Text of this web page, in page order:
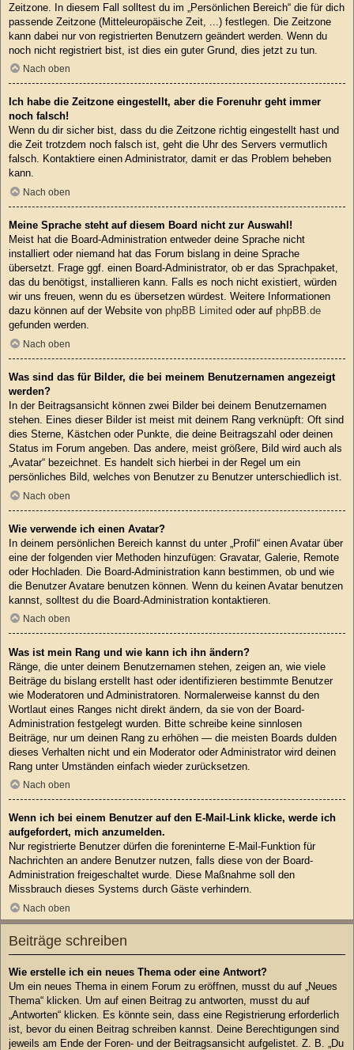
Zeitzone. In diesem Fall solltest du im „Persönlichen Bereich“ die für dich
passende Zeitzone (Mitteleuropäische Zeit, ...) festlegen. Die Zeitzone
kann dabei nur von registrierten Benutzern geändert werden. Wenn du
noch nicht registriert bist, ist dies ein guter Grund, dies jetzt zu tun.
Nach oben
Ich habe die Zeitzone eingestellt, aber die Forenuhr geht immer
noch falsch!
Wenn du dir sicher bist, dass du die Zeitzone richtig eingestellt hast und
die Zeit trotzdem noch falsch ist, geht die Uhr des Servers vermutlich
falsch. Kontaktiere einen Administrator, damit er das Problem beheben
kann.
Nach oben
Meine Sprache steht auf diesem Board nicht zur Auswahl!
Meist hat die Board-Administration entweder deine Sprache nicht
installiert oder niemand hat das Forum bislang in deine Sprache
übersetzt. Frage ggf. einen Board-Administrator, ob er das Sprachpaket,
das du benötigst, installieren kann. Falls es noch nicht existiert, würden
wir uns freuen, wenn du es übersetzen würdest. Weitere Informationen
dazu können auf der Website von phpBB Limited oder auf phpBB.de
gefunden werden.
Nach oben
Was sind das für Bilder, die bei meinem Benutzernamen angezeigt
werden?
In der Beitragsansicht können zwei Bilder bei deinem Benutzernamen
stehen. Eines dieser Bilder ist meist mit deinem Rang verknüpft: Oft sind
dies Sterne, Kästchen oder Punkte, die deine Beitragszahl oder deinen
Status im Forum angeben. Das andere, meist größere, Bild wird auch als
„Avatar“ bezeichnet. Es handelt sich hierbei in der Regel um ein
persönliches Bild, welches von Benutzer zu Benutzer unterschiedlich ist.
Nach oben
Wie verwende ich einen Avatar?
In deinem persönlichen Bereich kannst du unter „Profil“ einen Avatar über
eine der folgenden vier Methoden hinzufügen: Gravatar, Galerie, Remote
oder Hochladen. Die Board-Administration kann bestimmen, ob und wie
die Benutzer Avatare benutzen können. Wenn du keinen Avatar benutzen
kannst, solltest du die Board-Administration kontaktieren.
Nach oben
Was ist mein Rang und wie kann ich ihn ändern?
Ränge, die unter deinem Benutzernamen stehen, zeigen an, wie viele
Beiträge du bislang erstellt hast oder identifizieren bestimmte Benutzer
wie Moderatoren und Administratoren. Normalerweise kannst du den
Wortlaut eines Ranges nicht direkt ändern, da sie von der Board-
Administration festgelegt wurden. Bitte schreibe keine sinnlosen
Beiträge, nur um deinen Rang zu erhöhen — die meisten Boards dulden
dieses Verhalten nicht und ein Moderator oder Administrator wird deinen
Rang unter Umständen einfach wieder zurücksetzen.
Nach oben
Wenn ich bei einem Benutzer auf den E-Mail-Link klicke, werde ich
aufgefordert, mich anzumelden.
Nur registrierte Benutzer dürfen die foreninterne E-Mail-Funktion für
Nachrichten an andere Benutzer nutzen, falls diese von der Board-
Administration freigeschaltet wurde. Diese Maßnahme soll den
Missbrauch dieses Systems durch Gäste verhindern.
Nach oben
Beiträge schreiben
Wie erstelle ich ein neues Thema oder eine Antwort?
Um ein neues Thema in einem Forum zu eröffnen, musst du auf „Neues
Thema“ klicken. Um auf einen Beitrag zu antworten, musst du auf
„Antworten“ klicken. Es könnte sein, dass eine Registrierung erforderlich
ist, bevor du einen Beitrag schreiben kannst. Deine Berechtigungen sind
jeweils am Ende der Foren- und der Beitragsansicht aufgelistet. Z. B. „Du